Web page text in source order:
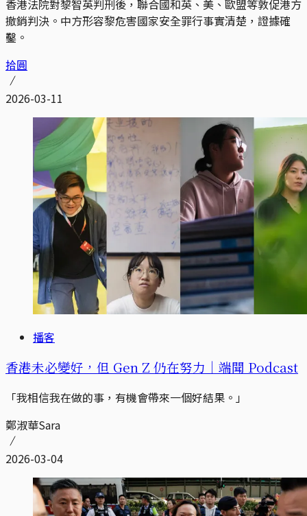
香港法院對黎智英判刑後，聯合國和英、美、歐盟等敦促港方
撤銷判決。中方形容黎危害國家安全罪行事實清楚，證據確
鑿。
拾圓
2026-03-11
播客
香港未必變好，但 Gen Z 仍在努力｜端聞 Podcast
「我相信我在做的事，有機會帶來一個好結果。」
鄭淑華Sara
2026-03-04